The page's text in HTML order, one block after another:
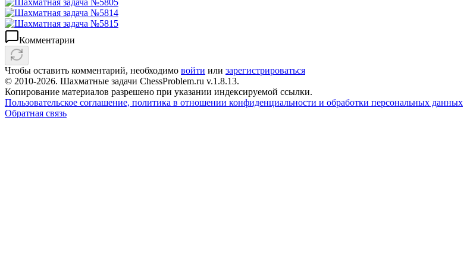
Комментарии
Чтобы оставить комментарий, необходимо войти или зарегистрироваться
© 2010-2026. Шахматные задачи ChessProblem.ru v.1.8.13.
Копирование материалов разрешено при указании индексируемой ссылки.
Пользовательское соглашение, политика в отношении конфиденциальности и обработки персональных данных
Обратная связь